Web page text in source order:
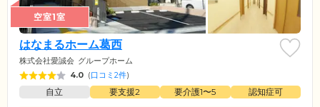
空室1室
はなまるホーム葛西
株式会社愛誠会 グループホーム
4.0 (口コミ2件)
自立 要支援2 要介護1〜5
認知症可